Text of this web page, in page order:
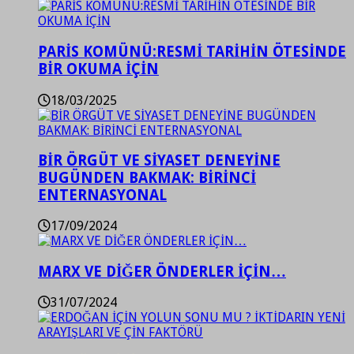
PARİS KOMÜNÜ:RESMİ TARİHİN ÖTESİNDE
BİR OKUMA İÇİN
18/03/2025
BİR ÖRGÜT VE SİYASET DENEYİNE
BUGÜNDEN BAKMAK: BİRİNCİ
ENTERNASYONAL
17/09/2024
MARX VE DİĞER ÖNDERLER İÇİN…
31/07/2024